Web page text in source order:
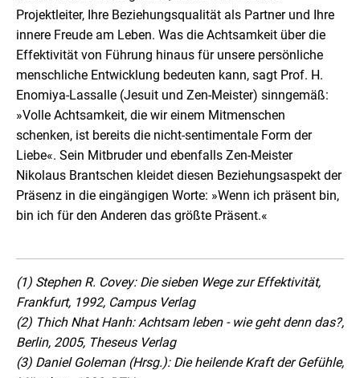
Projektleiter, Ihre Beziehungsqualität als Partner und Ihre
innere Freude am Leben. Was die Achtsamkeit über die
Effektivität von Führung hinaus für unsere persönliche
menschliche Entwicklung bedeuten kann, sagt Prof. H.
Enomiya-Lassalle (Jesuit und Zen-Meister) sinngemäß:
»Volle Achtsamkeit, die wir einem Mitmenschen
schenken, ist bereits die nicht-sentimentale Form der
Liebe«. Sein Mitbruder und ebenfalls Zen-Meister
Nikolaus Brantschen kleidet diesen Beziehungsaspekt der
Präsenz in die eingängigen Worte: »Wenn ich präsent bin,
bin ich für den Anderen das größte Präsent.«
(1) Stephen R. Covey: Die sieben Wege zur Effektivität,
Frankfurt, 1992, Campus Verlag
(2) Thich Nhat Hanh: Achtsam leben - wie geht denn das?,
Berlin, 2005, Theseus Verlag
(3) Daniel Goleman (Hrsg.): Die heilende Kraft der Gefühle,